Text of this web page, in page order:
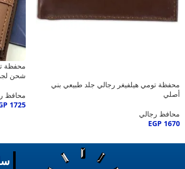
محفظة تومي هيلفيغر رجالي جلد طبيعي بني
أصلي
محافظ رجالي
EGP 1670
محفظة
شحن
محافظ
1725